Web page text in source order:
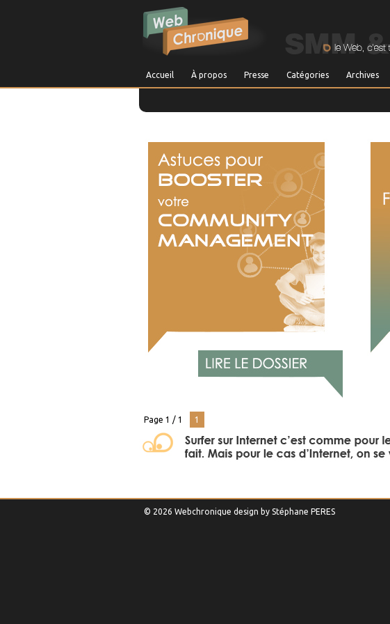
Accueil À propos Presse Catégories Archives
Page 1 / 1 1
© 2026 Webchronique design by Stéphane PERES